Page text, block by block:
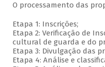
O processamento das
Etapa 1: Inscrições;
Etapa 2: Verificação de
cultural de guarda e do
Etapa 3: Divulgação das
Etapa 4: Análise e